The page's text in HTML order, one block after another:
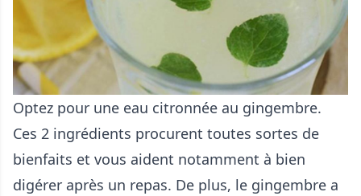
Optez pour une eau citronnée au gingembre.
Ces 2 ingrédients procurent toutes sortes de
bienfaits et vous aident notamment à bien
digérer après un repas. De plus, le gingembre a